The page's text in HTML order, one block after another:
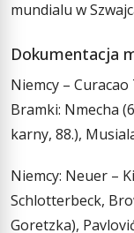
mundialu w
Dokumentacja
Niemcy – Curacao
Bramki: Nmecha
karny, 88.),
Niemcy: Neuer –
Schlotterbeck,
Goretzka),